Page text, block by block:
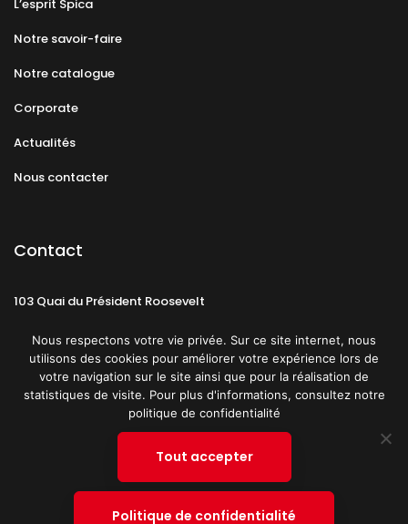
L’esprit Spica
Notre savoir-faire
Notre catalogue
Corporate
Actualités
Nous contacter
Contact
103 Quai du Président Roosevelt
CGU Politique de confidentialité
© 2019 PATRICK SPICA PRODUCTIONS. Tous droits réservés.
Nous respectons votre vie privée. Sur ce site internet, nous
utilisons des cookies pour améliorer votre expérience lors de
votre navigation sur le site ainsi que pour la réalisation de
statistiques de visite. Pour plus d'informations, consultez notre
politique de confidentialité
Tout accepter
Politique de confidentialité